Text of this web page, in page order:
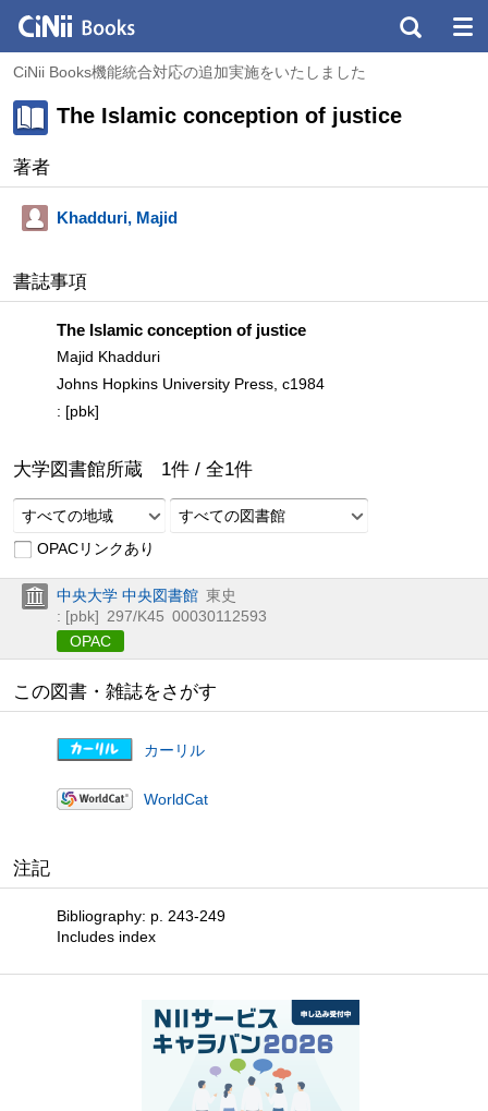
CiNii Books機能統合対応の追加実施をいたしました
The Islamic conception of justice
著者
Khadduri, Majid
書誌事項
The Islamic conception of justice
Majid Khadduri
Johns Hopkins University Press, c1984
: [pbk]
大学図書館所蔵 1件 / 全1件
すべての地域
すべての図書館
OPACリンクあり
中央大学 中央図書館 東史
: [pbk] 297/K45 00030112593
OPAC
この図書・雑誌をさがす
カーリル
WorldCat
注記
Bibliography: p. 243-249
Includes index